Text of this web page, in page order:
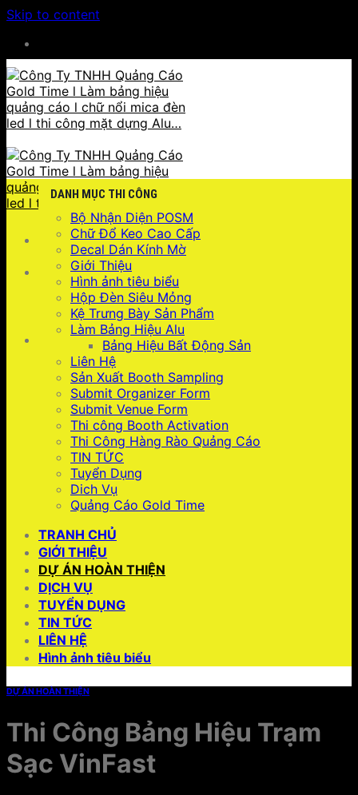
Skip to content
096 7749 223
DANH MỤC THI CÔNG
Bộ Nhận Diện POSM
Chữ Đổ Keo Cao Cấp
Decal Dán Kính Mờ
Giới Thiệu
Hình ảnh tiêu biểu
Hộp Đèn Siêu Mỏng
Kệ Trưng Bày Sản Phẩm
Làm Bảng Hiệu Alu
Bảng Hiệu Bất Động Sản
Liên Hệ
Sản Xuất Booth Sampling
Submit Organizer Form
Submit Venue Form
Thi công Booth Activation
Thi Công Hàng Rào Quảng Cáo
TIN TỨC
Tuyển Dụng
Dich Vụ
Quảng Cáo Gold Time
TRANH CHỦ
GIỚI THIỆU
DỰ ÁN HOÀN THIỆN
DỊCH VỤ
TUYỂN DỤNG
TIN TỨC
LIÊN HỆ
Hình ảnh tiêu biểu
DỰ ÁN HOÀN THIỆN
Thi Công Bảng Hiệu Trạm
Sạc VinFast